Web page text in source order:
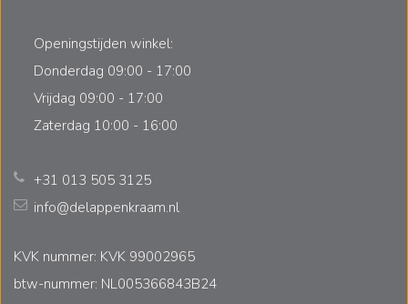
Openingstijden winkel:
Donderdag 09:00 - 17:00
Vrijdag 09:00 - 17:00
Zaterdag 10:00 - 16:00
+31 013 505 3125
info@delappenkraam.nl
KVK nummer: KVK 99002965
btw-nummer: NL005366843B24